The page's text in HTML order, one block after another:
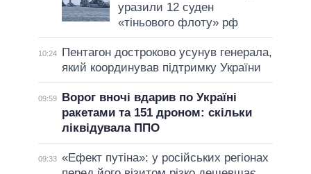
уразили 12 суден
«тіньового флоту» рф
10:24
Пентагон достроково усунув генерала,
який координував підтримку України
09:59
Ворог вночі вдарив по Україні
ракетами та 151 дроном: скільки
ліквідувала ППО
09:33 «Ефект путіна»: у російських регіонах